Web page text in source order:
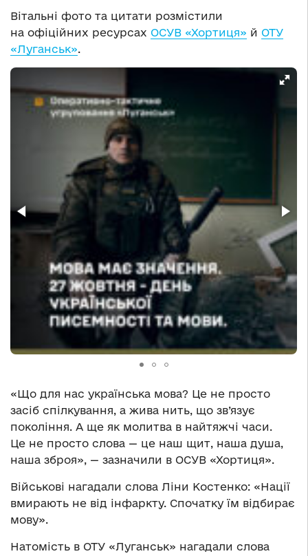
Вітальні фото та цитати розмістили
на офіційних ресурсах ОСУВ «Хортиця» й ОТУ
«Луганськ».
«Що для нас українська мова? Це не просто
засіб спілкування, а жива нить, що зв’язує
покоління. А ще як молитва в найтяжчі часи.
Це не просто слова — це наш щит, наша душа,
наша зброя», — зазначили в ОСУВ «Хортиця».
Військові нагадали слова Ліни Костенко: «Нації
вмирають не від інфаркту. Спочатку їм відбирає
мову».
Натомість в ОТУ «Луганськ» нагадали слова